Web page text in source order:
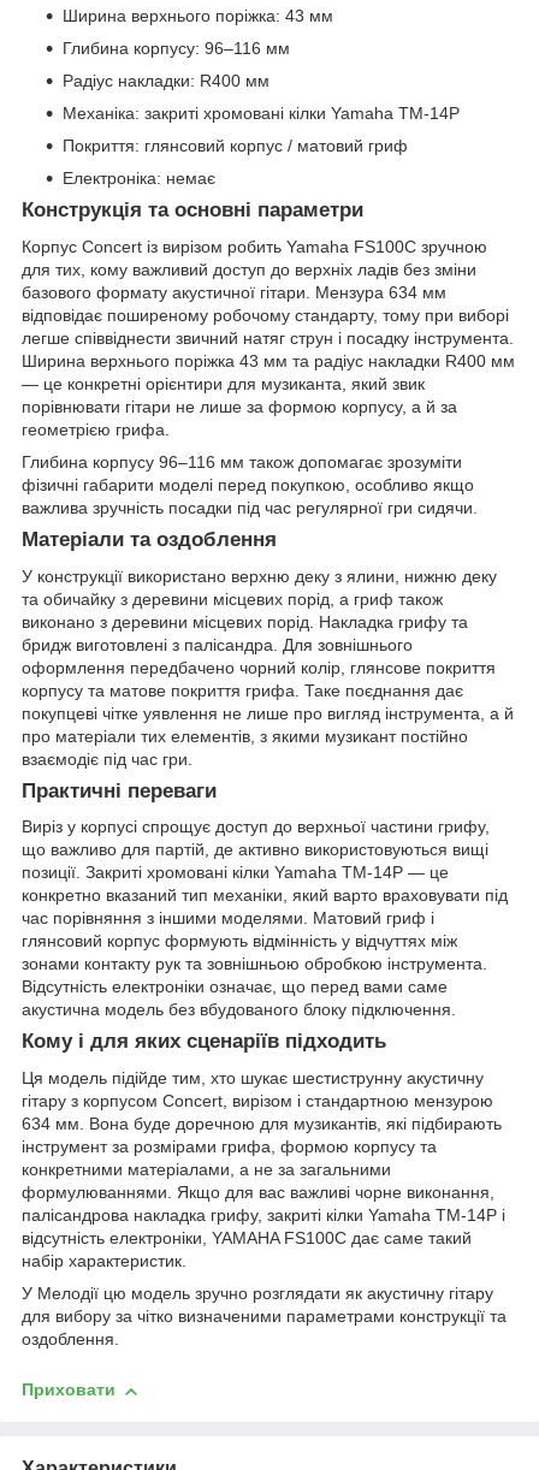
Ширина верхнього поріжка: 43 мм
Глибина корпусу: 96–116 мм
Радіус накладки: R400 мм
Механіка: закриті хромовані кілки Yamaha TM-14P
Покриття: глянсовий корпус / матовий гриф
Електроніка: немає
Конструкція та основні параметри
Корпус Concert із вирізом робить Yamaha FS100C зручною
для тих, кому важливий доступ до верхніх ладів без зміни
базового формату акустичної гітари. Мензура 634 мм
відповідає поширеному робочому стандарту, тому при виборі
легше співвіднести звичний натяг струн і посадку інструмента.
Ширина верхнього поріжка 43 мм та радіус накладки R400 мм
— це конкретні орієнтири для музиканта, який звик
порівнювати гітари не лише за формою корпусу, а й за
геометрією грифа.
Глибина корпусу 96–116 мм також допомагає зрозуміти
фізичні габарити моделі перед покупкою, особливо якщо
важлива зручність посадки під час регулярної гри сидячи.
Матеріали та оздоблення
У конструкції використано верхню деку з ялини, нижню деку
та обичайку з деревини місцевих порід, а гриф також
виконано з деревини місцевих порід. Накладка грифу та
бридж виготовлені з палісандра. Для зовнішнього
оформлення передбачено чорний колір, глянсове покриття
корпусу та матове покриття грифа. Таке поєднання дає
покупцеві чітке уявлення не лише про вигляд інструмента, а й
про матеріали тих елементів, з якими музикант постійно
взаємодіє під час гри.
Практичні переваги
Виріз у корпусі спрощує доступ до верхньої частини грифу,
що важливо для партій, де активно використовуються вищі
позиції. Закриті хромовані кілки Yamaha TM-14P — це
конкретно вказаний тип механіки, який варто враховувати під
час порівняння з іншими моделями. Матовий гриф і
глянсовий корпус формують відмінність у відчуттях між
зонами контакту рук та зовнішньою обробкою інструмента.
Відсутність електроніки означає, що перед вами саме
акустична модель без вбудованого блоку підключення.
Кому і для яких сценаріїв підходить
Ця модель підійде тим, хто шукає шестиструнну акустичну
гітару з корпусом Concert, вирізом і стандартною мензурою
634 мм. Вона буде доречною для музикантів, які підбирають
інструмент за розмірами грифа, формою корпусу та
конкретними матеріалами, а не за загальними
формулюваннями. Якщо для вас важливі чорне виконання,
палісандрова накладка грифу, закриті кілки Yamaha TM-14P і
відсутність електроніки, YAMAHA FS100C дає саме такий
набір характеристик.
У Мелодії цю модель зручно розглядати як акустичну гітару
для вибору за чітко визначеними параметрами конструкції та
оздоблення.
Приховати